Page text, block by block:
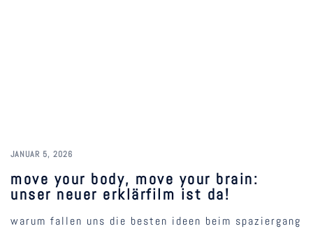
JANUAR 5, 2026
move your body, move your brain:
unser neuer erklärfilm ist da!
warum fallen uns die besten ideen beim spaziergang